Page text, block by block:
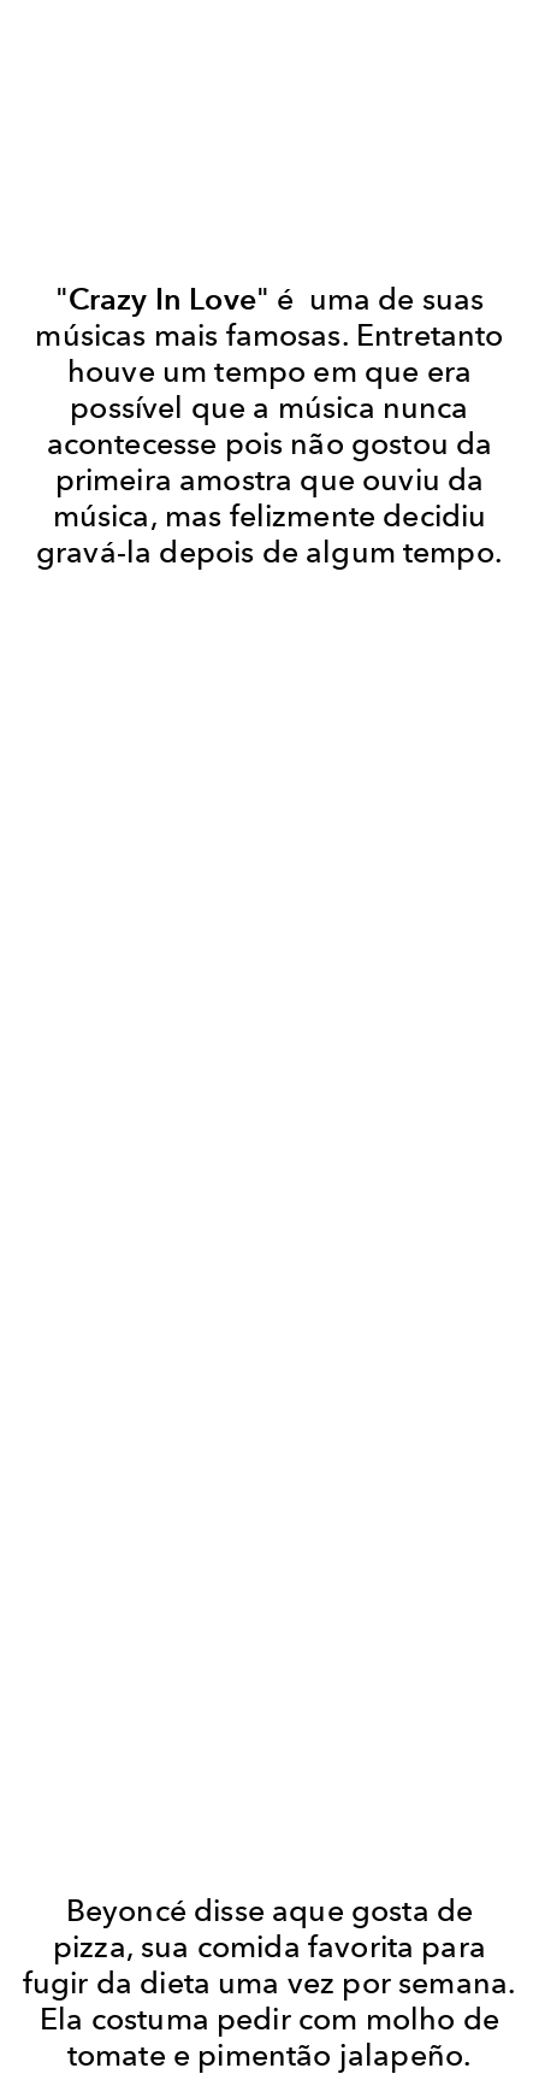
"Crazy In Love" é uma de suas
músicas mais famosas. Entretanto
houve um tempo em que era
possível que a música nunca
acontecesse pois não gostou da
primeira amostra que ouviu da
música, mas felizmente decidiu
gravá-la depois de algum tempo.
Beyoncé disse aque gosta de
pizza, sua comida favorita para
fugir da dieta uma vez por semana.
Ela costuma pedir com molho de
tomate e pimentão jalapeño.